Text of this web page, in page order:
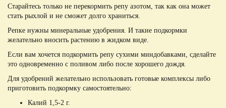
Старайтесь только не перекормить репу азотом, так как она может
стать рыхлой и не сможет долго храниться.
Репке нужны минеральные удобрения. И такие подкормки
желательно вносить растению в жидком виде.
Если вам хочется подкормить репу сухими миндобавками, сделайте
это одновременно с поливом либо после хорошего дождя.
Для удобрений желательно использовать готовые комплексы либо
приготовить подкормку самостоятельно:
Калий 1,5-2 г.